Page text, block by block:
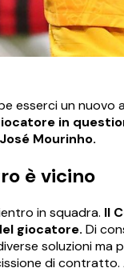
esserci un
in
Mourinho.
è vicino
in squadra. Il
giocatore. Di
soluzioni
di